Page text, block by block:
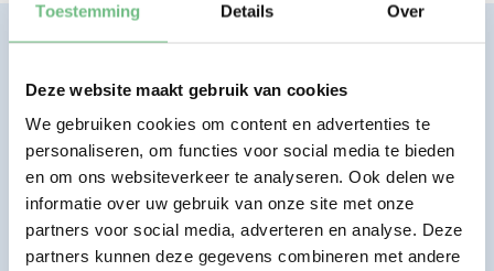
Toestemming Details Over
Deze website maakt gebruik van cookies
We gebruiken cookies om content en advertenties te
personaliseren, om functies voor social media te bieden
en om ons websiteverkeer te analyseren. Ook delen we
informatie over uw gebruik van onze site met onze
partners voor social media, adverteren en analyse. Deze
partners kunnen deze gegevens combineren met andere
Eenvoudig, transparant, vertrouwd.
Bekijk lease aanbod